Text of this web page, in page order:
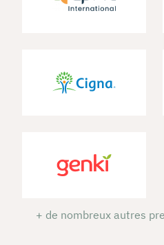
+ de nombreux autres